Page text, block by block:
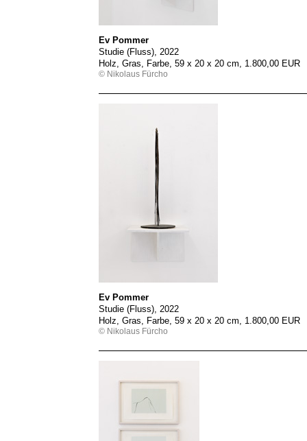
Ev Pommer
Studie (Fluss), 2022
Holz, Gras, Farbe, 59 x 20 x 20 cm, 1.800,00 EUR
© Nikolaus Fürcho
Ev Pommer
Studie (Fluss), 2022
Holz, Gras, Farbe, 59 x 20 x 20 cm, 1.800,00 EUR
© Nikolaus Fürcho